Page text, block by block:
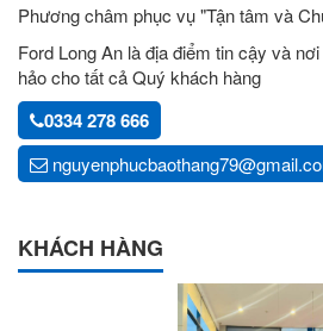
Phương châm phục vụ "Tận tâm và
Ford Long An là địa điểm tin cậy và
hảo cho tất cả Quý khách hàng
0334 278 666
KHÁCH HÀNG